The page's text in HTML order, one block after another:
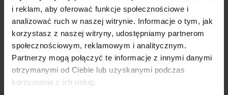
i reklam, aby oferować funkcje społecznościowe i
analizować ruch w naszej witrynie. Informacje o tym, jak
korzystasz z naszej witryny, udostępniamy partnerom
społecznościowym, reklamowym i analitycznym.
Partnerzy mogą połączyć te informacje z innymi danymi
otrzymanymi od Ciebie lub uzyskanymi podczas
korzystania z ich usług.